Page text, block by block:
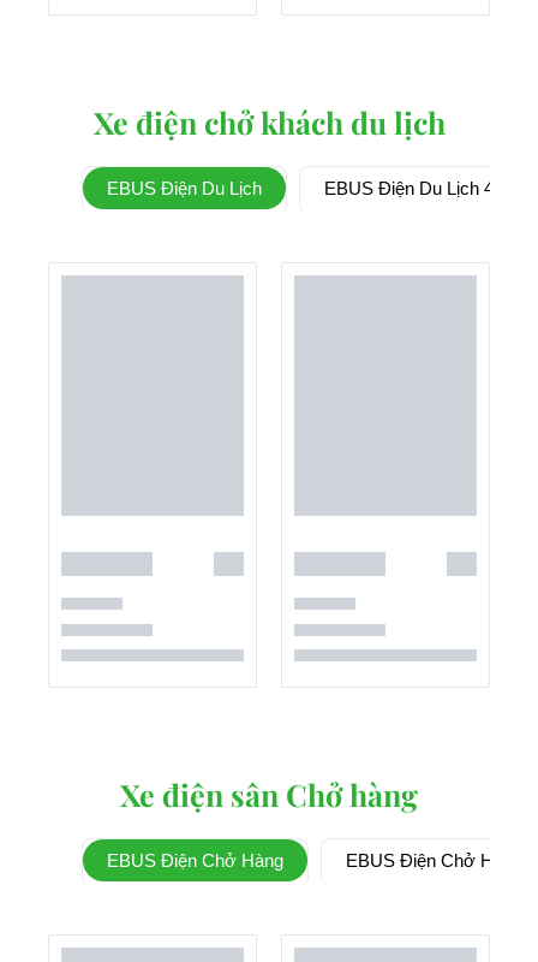
Xe điện chở khách du lịch
EBUS Điện Du Lịch EBUS Điện Du Lịch 4 Chỗ
Xe điện sân Chở hàng
EBUS Điện Chở Hàng EBUS Điện Chở Hàng